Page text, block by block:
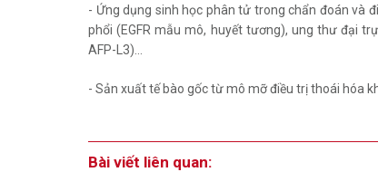
- Ứng dụng sinh học phân tử trong chẩn đoán và
phổi (EGFR mẫu mô, huyết tương), ung thư đại
AFP-L3)…
- Sản xuất tế bào gốc từ mô mỡ điều trị thoái hóa
Bài viết liên quan: